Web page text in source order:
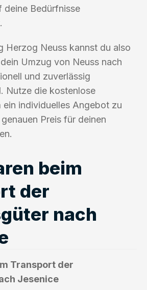
deine Bedürfnisse
Herzog Neuss kannst du also
Umzug von Neuss nach
und zuverlässig
Nutze die kostenlose
ein individuelles Angebot zu
Preis für deinen
beim
der
nach
Transport der
Jesenice